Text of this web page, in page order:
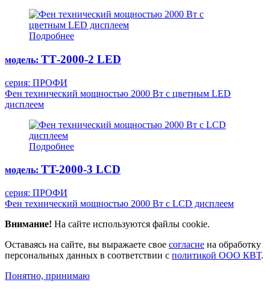
Подробнее
модель: ТТ-2000-2 LED
серия: ПРОФИ
Фен технический мощностью 2000 Вт с цветным LED
дисплеeм
Подробнее
модель: TT-2000-3 LCD
серия: ПРОФИ
Фен технический мощностью 2000 Вт с LCD дисплеeм
Внимание! На сайте используются файлы cookie.
Оставаясь на сайте, вы выражаете свое согласие на обработку
персональных данных в соответствии с политикой ООО КВТ.
Понятно, принимаю